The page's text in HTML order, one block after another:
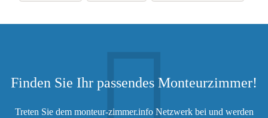
Finden Sie Ihr passendes Monteurzimmer!
Treten Sie dem monteur-zimmer.info Netzwerk bei und werden